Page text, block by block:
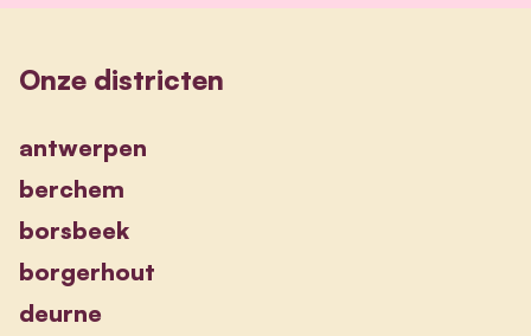
Onze districten
antwerpen
berchem
borsbeek
borgerhout
deurne